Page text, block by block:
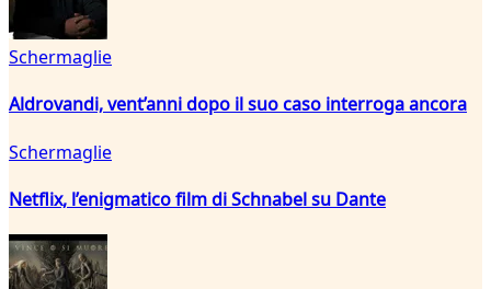
Schermaglie
Aldrovandi, vent’anni dopo il suo caso interroga ancora
Schermaglie
Netflix, l’enigmatico film di Schnabel su Dante